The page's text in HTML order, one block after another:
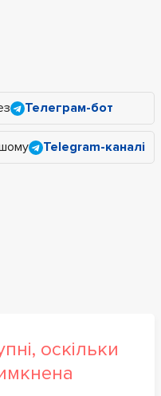
Телеграм-бот
Telegram-каналі
оскільки